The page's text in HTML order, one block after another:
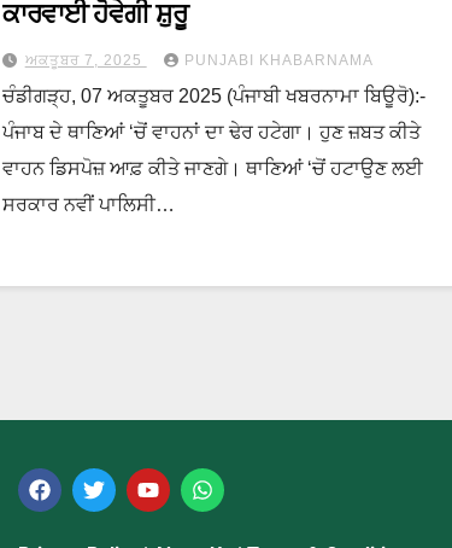
ਕਾਰਵਾਈ ਹੋਵੇਗੀ ਸ਼ੁਰੂ
ਅਕਤੂਬਰ 7, 2025 PUNJABI KHABARNAMA
ਚੰਡੀਗੜ੍ਹ, 07 ਅਕਤੂਬਰ 2025 (ਪੰਜਾਬੀ ਖਬਰਨਾਮਾ ਬਿਊਰੋ):-
ਪੰਜਾਬ ਦੇ ਥਾਣਿਆਂ ‘ਚੋਂ ਵਾਹਨਾਂ ਦਾ ਢੇਰ ਹਟੇਗਾ। ਹੁਣ ਜ਼ਬਤ ਕੀਤੇ
ਵਾਹਨ ਡਿਸਪੋਜ਼ ਆਫ਼ ਕੀਤੇ ਜਾਣਗੇ। ਥਾਣਿਆਂ ‘ਚੋਂ ਹਟਾਉਣ ਲਈ
ਸਰਕਾਰ ਨਵੀਂ ਪਾਲਿਸੀ…